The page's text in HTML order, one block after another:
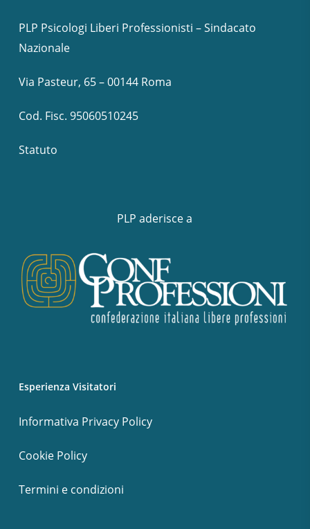
PLP Psicologi Liberi Professionisti – Sindacato
Nazionale
Via Pasteur, 65 – 00144 Roma
Cod. Fisc. 95060510245
Statuto
PLP aderisce a
Esperienza Visitatori
Informativa Privacy Policy
Cookie Policy
Termini e condizioni